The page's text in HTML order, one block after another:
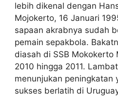
lebih dikenal dengan
Mojokerto, 16 Januari
sapaan akrabnya sudah
pemain sepakbola.
diasah di SSB Mokokerto
2010 hingga 2011.
menunjukan peningkatan
sukses berlatih di